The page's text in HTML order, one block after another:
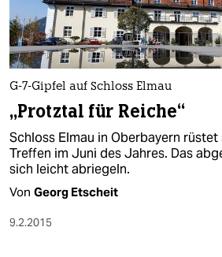
G-7-Gipfel auf Schloss Elmau
„Protztal für Reiche“
Schloss Elmau in Oberbayern rüstet
Treffen im Juni des Jahres. Das
sich leicht abriegeln.
Von Georg Etscheit
9.2.2015